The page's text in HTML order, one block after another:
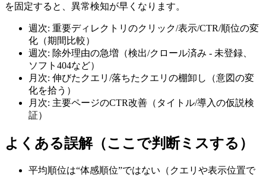
を固定すると、異常検知が早くなります。
週次: 重要ディレクトリのクリック/表示/CTR/順位の変
化（期間比較）
週次: 除外理由の急増（検出/クロール済み - 未登録、
ソフト404など）
月次: 伸びたクエリ/落ちたクエリの棚卸し（意図の変
化を拾う）
月次: 主要ページのCTR改善（タイトル/導入の仮説検
証）
よくある誤解（ここで判断ミスする）
平均順位は“体感順位”ではない（クエリや表示位置で